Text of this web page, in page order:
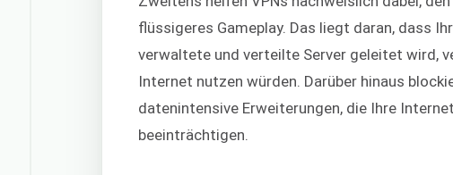
flüssigeres Gameplay. Das liegt daran, dass
verwaltete und verteilte Server geleitet wird,
Internet nutzen würden. Darüber hinaus
datenintensive Erweiterungen, die Ihre
beeinträchtigen.